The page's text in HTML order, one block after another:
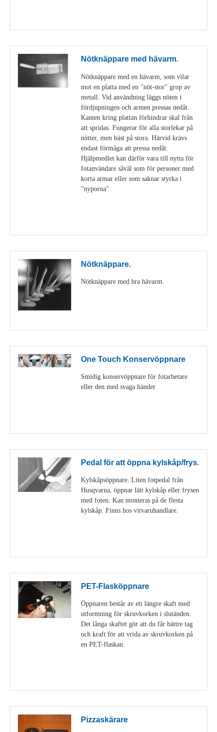
Nötknäppare med hävarm.
Nötknäppare med en hävarm, som vilar
mot en platta med en "nöt-stor" grop av
metall. Vid användning läggs nöten i
fördjupningen och armen pressas nedåt.
Kanten kring plattan förhindrar skal från
att spridas. Fungerar för alla storlekar på
nötter, men bäst på stora. Härvid krävs
endast förmåga att pressa nedåt.
Hjälpmedlet kan därför vara till nytta för
fotanvändare såväl som för personer med
korta armar eller som saknar styrka i
"nyporna"
Nötknäppare.
Nötknäppare med bra hävarm.
One Touch Konservöppnare
Smidig konservöppnare för fotarbetare
eller den med svaga händer
Pedal för att öppna kylskåp/frys.
Kylskåpsöppnare. Liten fotpedal från
Husqvarna, öppnar lätt kylskåp eller frysen
med foten. Kan monteras på de flesta
kylskåp. Finns hos vitvaruhandlare.
PET-Flasköppnare
Öppnaren består av ett längre skaft med
utformning för skruvkorken i slutänden.
Det långa skaftet gör att du får bättre tag
och kraft för att vrida av skruvkorken på
en PET-flaskan.
Pizzaskärare